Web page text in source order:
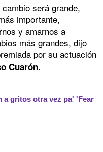
será grande,
importante,
y amarnos a
más grandes, dijo
por su actuación
Cuarón.
a gritos otra vez pa' 'Fear